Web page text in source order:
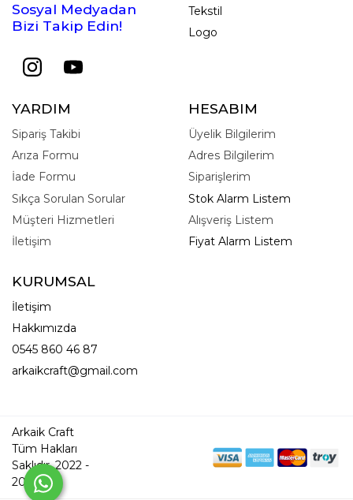
Sosyal Medyadan
Bizi Takip Edin!
Tekstil
Logo
YARDIM
Sipariş Takibi
Arıza Formu
İade Formu
Sıkça Sorulan Sorular
Müşteri Hizmetleri
İletişim
HESABIM
Üyelik Bilgilerim
Adres Bilgilerim
Siparişlerim
Stok Alarm Listem
Alışveriş Listem
Fiyat Alarm Listem
KURUMSAL
İletişim
Hakkımızda
0545 860 46 87
arkaikcraft@gmail.com
Arkaik Craft
Tüm Hakları
Saklıdır. 2022 -
2026